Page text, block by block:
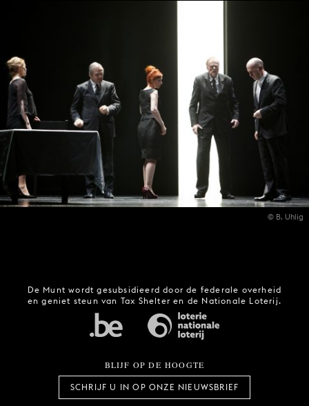
© B. Uhlig
De Munt wordt gesubsidieerd door de federale overheid
en geniet steun van Tax Shelter en de Nationale Loterij.
BLIJF OP DE HOOGTE
SCHRIJF U IN OP ONZE NIEUWSBRIEF